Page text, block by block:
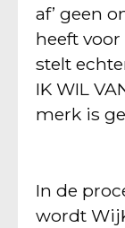
af’ geen
heeft voor
stelt
IK WIL
merk is
In de
wordt